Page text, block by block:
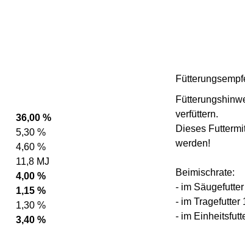
36,00 %
5,30 %
4,60 %
11,8 MJ
4,00 %
1,15 %
1,30 %
3,40 %
verfüttern.
Dieses
werden!
Beimischrate:
- im
- im Tragefutter
- im